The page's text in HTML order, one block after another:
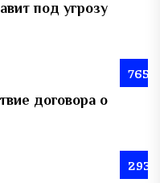
под угрозу
765
договора о
293